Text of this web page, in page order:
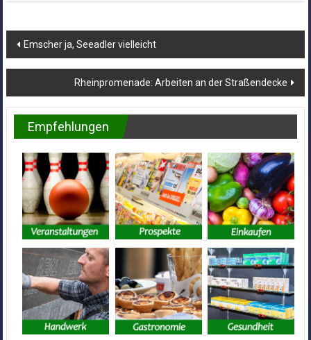
Beitragsnavigation
Emscher ja, Seeadler vielleicht
Rheinpromenade: Arbeiten an der Straßendecke
Empfehlungen